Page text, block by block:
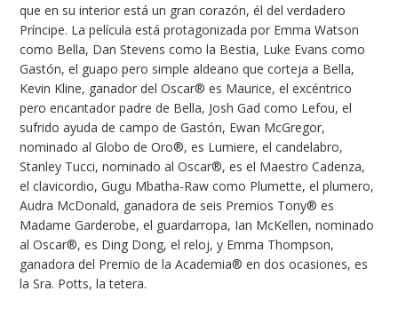
que en su interior está un gran corazón, él del verdadero
Príncipe. La película está protagonizada por Emma Watson
como Bella, Dan Stevens como la Bestia, Luke Evans como
Gastón, el guapo pero simple aldeano que corteja a Bella,
Kevin Kline, ganador del Oscar® es Maurice, el excéntrico
pero encantador padre de Bella, Josh Gad como Lefou, el
sufrido ayuda de campo de Gastón, Ewan McGregor,
nominado al Globo de Oro®, es Lumiere, el candelabro,
Stanley Tucci, nominado al Oscar®, es el Maestro Cadenza,
el clavicordio, Gugu Mbatha-Raw como Plumette, el plumero,
Audra McDonald, ganadora de seis Premios Tony® es
Madame Garderobe, el guardarropa, Ian McKellen, nominado
al Oscar®, es Ding Dong, el reloj, y Emma Thompson,
ganadora del Premio de la Academia® en dos ocasiones, es
la Sra. Potts, la tetera.